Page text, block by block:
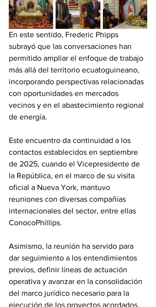
En este sentido, Frederic Phipps
subrayó que las conversaciones han
permitido ampliar el enfoque de trabajo
más allá del territorio ecuatoguineano,
incorporando perspectivas relacionadas
con oportunidades en mercados
vecinos y en el abastecimiento regional
de energía.
Este encuentro da continuidad a los
contactos establecidos en septiembre
de 2025, cuando el Vicepresidente de
la República, en el marco de su visita
oficial a Nueva York, mantuvo
reuniones con diversas compañías
internacionales del sector, entre ellas
ConocoPhillips.
Asimismo, la reunión ha servido para
dar seguimiento a los entendimientos
previos, definir líneas de actuación
operativa y avanzar en la consolidación
del marco jurídico necesario para la
ejecución de los proyectos acordados.